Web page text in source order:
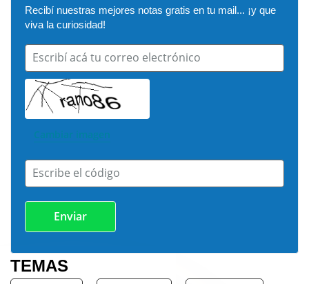
Recibí nuestras mejores notas gratis en tu mail... ¡y que
viva la curiosidad!
Escribí acá tu correo electrónico
Cambiar imagen
Escribe el código
TEMAS